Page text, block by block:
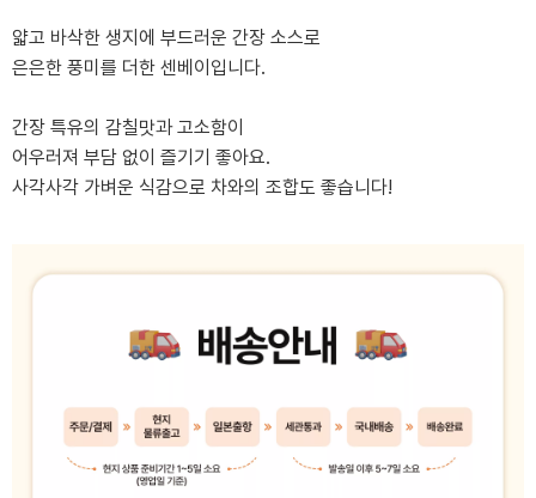
얇고 바삭한 생지에 부드러운 간장 소스로
은은한 풍미를 더한 센베이입니다.
간장 특유의 감칠맛과 고소함이
어우러져 부담 없이 즐기기 좋아요.
사각사각 가벼운 식감으로 차와의 조합도 좋습니다!